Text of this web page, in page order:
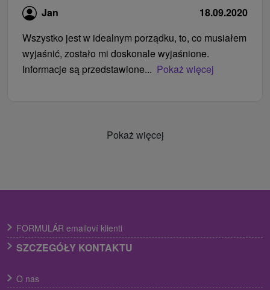
Jan
18.09.2020
Wszystko jest w idealnym porządku, to, co musiałem
wyjaśnić, zostało mi doskonale wyjaśnione.
Informacje są przedstawione... Pokaż więcej
Pokaż więcej
FORMULÁR emailoví klienti
SZCZEGÓŁY KONTAKTU
O nas